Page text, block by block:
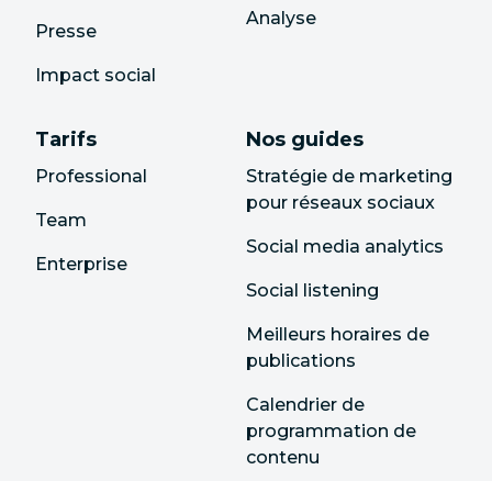
Presse
Impact social
Analyse
Tarifs
Professional
Team
Enterprise
Nos guides
Stratégie de marketing
pour réseaux sociaux
Social media analytics
Social listening
Meilleurs horaires de
publications
Calendrier de
programmation de
contenu